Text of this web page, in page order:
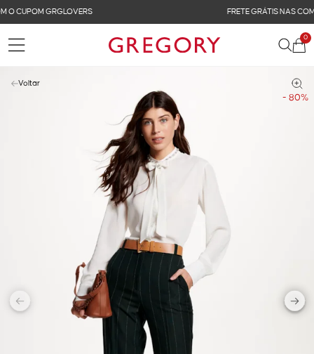
FRETE GRÁTIS NAS COMPRAS ACIMA DE R$ 899
0
- 80%
Voltar